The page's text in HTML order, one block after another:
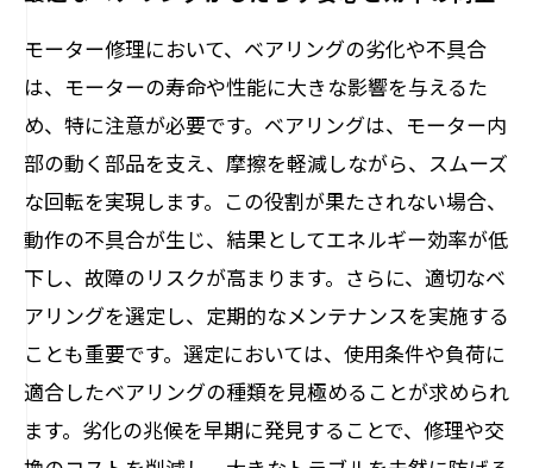
モーター修理において、ベアリングの劣化や不具合
は、モーターの寿命や性能に大きな影響を与えるた
め、特に注意が必要です。ベアリングは、モーター内
部の動く部品を支え、摩擦を軽減しながら、スムーズ
な回転を実現します。この役割が果たされない場合、
動作の不具合が生じ、結果としてエネルギー効率が低
下し、故障のリスクが高まります。さらに、適切なベ
アリングを選定し、定期的なメンテナンスを実施する
ことも重要です。選定においては、使用条件や負荷に
適合したベアリングの種類を見極めることが求められ
ます。劣化の兆候を早期に発見することで、修理や交